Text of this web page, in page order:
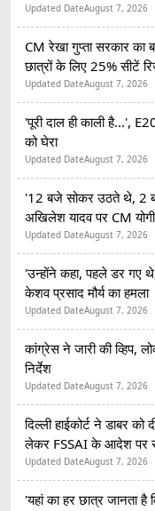
Updated DateAugust 7, 2026
CM रेखा गुप्ता सरकार का
छात्रों के लिए 25% सीटें
Updated DateAugust 7, 2026
'पूरी दाल ही काली है...',
को घेरा
Updated DateAugust 7, 2026
'12 बजे सोकर उठते थे, 2
अखिलेश यादव पर CM
Updated DateAugust 7, 2026
'उन्होंने कहा, पहले डर गए
केशव प्रसाद मौर्य का हमला
Updated DateAugust 7, 2026
कांग्रेस ने जारी की व्हिप,
निर्देश
Updated DateAugust 7, 2026
दिल्ली हाईकोर्ट ने डाबर
लेकर FSSAI के आदेश पर
Updated DateAugust 7, 2026
'यहां का हर छात्र जानता है